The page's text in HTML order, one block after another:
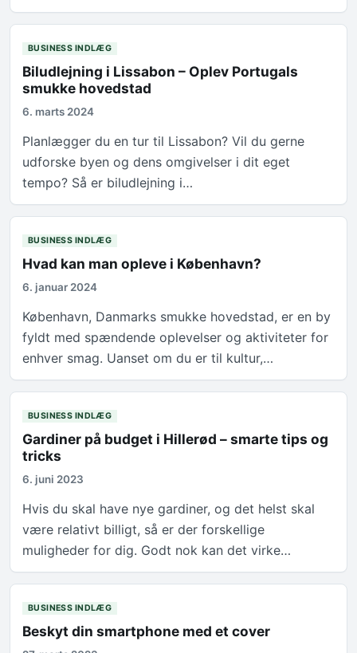
BUSINESS INDLÆG
Biludlejning i Lissabon – Oplev Portugals
smukke hovedstad
6. marts 2024
Planlægger du en tur til Lissabon? Vil du gerne
udforske byen og dens omgivelser i dit eget
tempo? Så er biludlejning i…
BUSINESS INDLÆG
Hvad kan man opleve i København?
6. januar 2024
København, Danmarks smukke hovedstad, er en by
fyldt med spændende oplevelser og aktiviteter for
enhver smag. Uanset om du er til kultur,…
BUSINESS INDLÆG
Gardiner på budget i Hillerød – smarte tips og
tricks
6. juni 2023
Hvis du skal have nye gardiner, og det helst skal
være relativt billigt, så er der forskellige
muligheder for dig. Godt nok kan det virke…
BUSINESS INDLÆG
Beskyt din smartphone med et cover